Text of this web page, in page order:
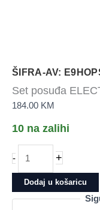
ŠIFRA-AV:
Set posuđa
184.00 KM
10 na zalihi
-
posuđa
ELECTROLUX
3
+
Dodaj u košaricu